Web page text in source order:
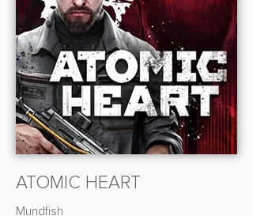
ATOMIC HEART
Mundfish